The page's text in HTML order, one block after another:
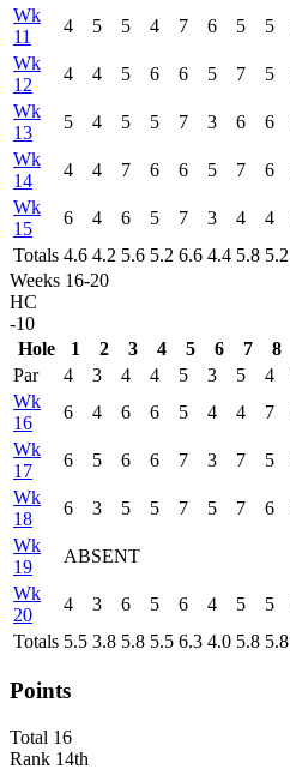
Wk
11
4 5 5 4 7 6 5 5
Wk
12
4 4 5 6 6 5 7 5
Wk
13
5 4 5 5 7 3 6 6
Wk
14
4 4 7 6 6 5 7 6
Wk
15
6 4 6 5 7 3 4 4
Totals 4.6 4.2 5.6 5.2 6.6 4.4 5.8 5.2
Weeks 16-20
HC
-10
Hole
1 2 3 4 5 6 7 8
Par
4 3 4 4 5 3 5 4
Wk
16
6 4 6 6 5 4 4 7
Wk
17
6 5 6 6 7 3 7 5
Wk
18
6 3 5 5 7 5 7 6
Wk
19
ABSENT
Wk
20
4 3 6 5 6 4 5 5
Totals 5.5 3.8 5.8 5.5 6.3 4.0 5.8 5.8
Points
Total 16
Rank 14th